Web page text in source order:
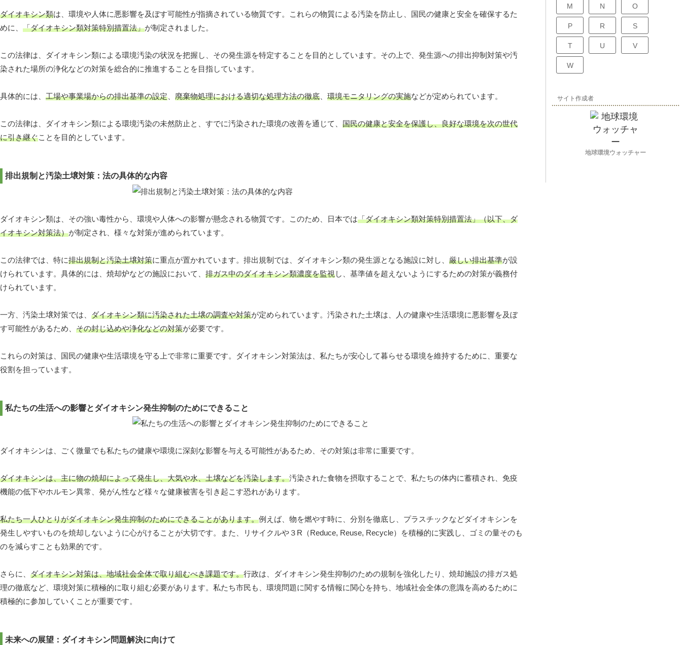
ダイオキシン類は、環境や人体に悪影響を及ぼす可能性が指摘されている物質です。これらの物質による汚染を防止し、国民の健康と安全を確保するた
めに、 「ダイオキシン類対策特別措置法」が制定されました。
この法律は、ダイオキシン類による環境汚染の状況を把握し、その発生源を特定することを目的としています。その上で、発生源への排出抑制対策や汚
染された場所の浄化などの対策を総合的に推進することを目指しています。
具体的には、 工場や事業場からの排出基準の設定 廃棄物処理における適切な処理方法の徹底 環境モニタリングの実施などが定められています。
この法律は、ダイオキシン類による環境汚染の未然防止と、すでに汚染された環境の改善を通じて、 国民の健康と安全を保護し、良好な環境を次の世代
に引き継ぐことを目的としています。
排出規制と汚染土壌対策：法の具体的な内容
ダイオキシン類は、その強い毒性から、環境や人体への影響が懸念される物質です。このため、日本では「ダイオキシン類対策特別措置法」（以下、ダ
イオキシン対策法）が制定され、様々な対策が進められています。
この法律では、特に排出規制と汚染土壌対策に重点が置かれています。排出規制では、ダイオキシン類の発生源となる施設に対し、 厳しい排出基準が設
けられています。具体的には、焼却炉などの施設において、 排ガス中のダイオキシン類濃度を監視し、基準値を超えないようにするための対策が義務付
けられています。
一方、汚染土壌対策では、 ダイオキシン類に汚染された土壌の調査や対策が定められています。汚染された土壌は、人の健康や生活環境に悪影響を及ぼ
す可能性があるため、 その封じ込めや浄化などの対策が必要です。
これらの対策は、国民の健康や生活環境を守る上で非常に重要です。ダイオキシン対策法は、私たちが安心して暮らせる環境を維持するために、重要な
役割を担っています。
私たちの生活への影響とダイオキシン発生抑制のためにできること
ダイオキシンは、ごく微量でも私たちの健康や環境に深刻な影響を与える可能性があるため、その対策は非常に重要です。
ダイオキシンは、主に物の焼却によって発生し、大気や水、土壌などを汚染します。汚染された食物を摂取することで、私たちの体内に蓄積され、免疫
機能の低下やホルモン異常、発がん性など様々な健康被害を引き起こす恐れがあります。
私たち一人ひとりがダイオキシン発生抑制のためにできることがあります。例えば、物を燃やす時に、分別を徹底し、プラスチックなどダイオキシンを
発生しやすいものを焼却しないように心がけることが大切です。また、リサイクルや３R（Reduce, Reuse, Recycle）を積極的に実践し、ゴミの量そのも
のを減らすことも効果的です。
さらに、 ダイオキシン対策は、地域社会全体で取り組むべき課題です。行政は、ダイオキシン発生抑制のための規制を強化したり、焼却施設の排ガス処
理の徹底など、環境対策に積極的に取り組む必要があります。私たち市民も、環境問題に関する情報に関心を持ち、地域社会全体の意識を高めるために
積極的に参加していくことが重要です。
未来への展望：ダイオキシン問題解決に向けて
M N O
P R S
T U V
W
サイト作成者
地球環境ウォッチャー